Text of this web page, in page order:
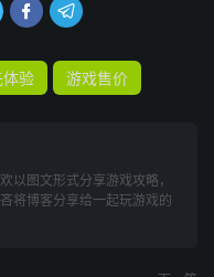
 
验 游戏售价
以图文形式分享游戏攻略，
将博客分享给一起玩游戏的